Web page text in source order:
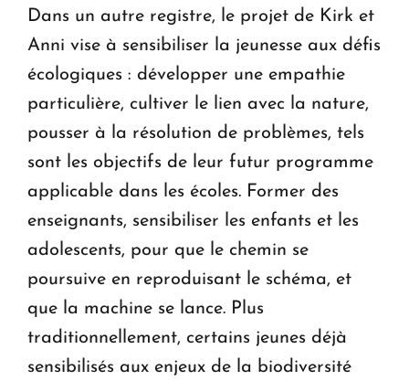
Dans un autre registre, le projet de Kirk et
Anni vise à sensibiliser la jeunesse aux défis
écologiques : développer une empathie
particulière, cultiver le lien avec la nature,
pousser à la résolution de problèmes, tels
sont les objectifs de leur futur programme
applicable dans les écoles. Former des
enseignants, sensibiliser les enfants et les
adolescents, pour que le chemin se
poursuive en reproduisant le schéma, et
que la machine se lance. Plus
traditionnellement, certains jeunes déjà
sensibilisés aux enjeux de la biodiversité